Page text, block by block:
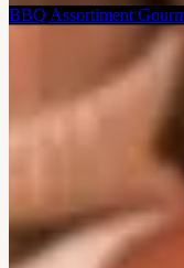
BBQ Assortiment